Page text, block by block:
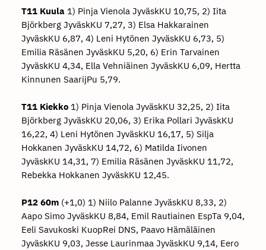
T11 Kuula 1) Pinja Vienola JyväskKU 10,75, 2) Iita
Björkberg JyväskKU 7,27, 3) Elsa Hakkarainen
JyväskKU 6,87, 4) Leni Hytönen JyväskKU 6,73, 5)
Emilia Räsänen JyväskKU 5,20, 6) Erin Tarvainen
JyväskKU 4,34, Ella Vehniäinen JyväskKU 6,09, Hertta
Kinnunen SaarijPu 5,79.
T11 Kiekko1) Pinja Vienola JyväskKU 32,25, 2) Iita
Björkberg JyväskKU 20,06, 3) Erika Pollari JyväskKU
16,22, 4) Leni Hytönen JyväskKU 16,17, 5) Silja
Hokkanen JyväskKU 14,72, 6) Matilda Iivonen
JyväskKU 14,31, 7) Emilia Räsänen JyväskKU 11,72,
Rebekka Hokkanen JyväskKU 12,45.
P12 60m(+1,0) 1) Niilo Palanne JyväskKU 8,33, 2)
Aapo Simo JyväskKU 8,84, Emil Rautiainen EspTa 9,04,
Eeli Savukoski KuopRei DNS, Paavo Hämäläinen
JyväskKU 9,03, Jesse Laurinmaa JyväskKU 9,14, Eero